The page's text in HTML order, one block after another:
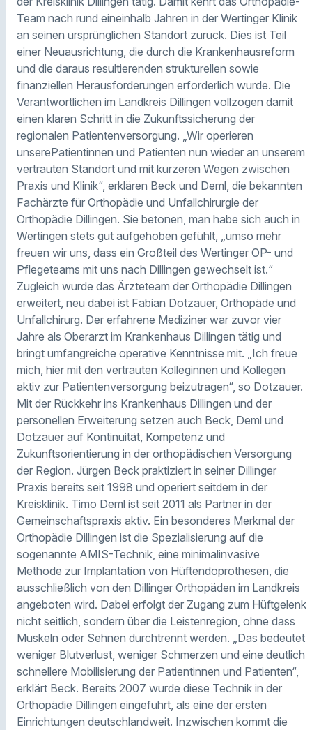
Team nach rund eineinhalb Jahren in der Wertinger Klinik
an seinen ursprünglichen Standort zurück. Dies ist Teil
einer Neuausrichtung, die durch die Krankenhausreform
und die daraus resultierenden strukturellen sowie
finanziellen Herausforderungen erforderlich wurde. Die
Verantwortlichen im Landkreis Dillingen vollzogen damit
einen klaren Schritt in die Zukunftssicherung der
regionalen Patientenversorgung. „Wir operieren
unserePatientinnen und Patienten nun wieder an unserem
vertrauten Standort und mit kürzeren Wegen zwischen
Praxis und Klinik“, erklären Beck und Deml, die bekannten
Fachärzte für Orthopädie und Unfallchirurgie der
Orthopädie Dillingen. Sie betonen, man habe sich auch in
Wertingen stets gut aufgehoben gefühlt, „umso mehr
freuen wir uns, dass ein Großteil des Wertinger OP- und
Pflegeteams mit uns nach Dillingen gewechselt ist.“
Zugleich wurde das Ärzteteam der Orthopädie Dillingen
erweitert, neu dabei ist Fabian Dotzauer, Orthopäde und
Unfallchirurg. Der erfahrene Mediziner war zuvor vier
Jahre als Oberarzt im Krankenhaus Dillingen tätig und
bringt umfangreiche operative Kenntnisse mit. „Ich freue
mich, hier mit den vertrauten Kolleginnen und Kollegen
aktiv zur Patientenversorgung beizutragen“, so Dotzauer.
Mit der Rückkehr ins Krankenhaus Dillingen und der
personellen Erweiterung setzen auch Beck, Deml und
Dotzauer auf Kontinuität, Kompetenz und
Zukunftsorientierung in der orthopädischen Versorgung
der Region. Jürgen Beck praktiziert in seiner Dillinger
Praxis bereits seit 1998 und operiert seitdem in der
Kreisklinik. Timo Deml ist seit 2011 als Partner in der
Gemeinschaftspraxis aktiv. Ein besonderes Merkmal der
Orthopädie Dillingen ist die Spezialisierung auf die
sogenannte AMIS-Technik, eine minimalinvasive
Methode zur Implantation von Hüftendoprothesen, die
ausschließlich von den Dillinger Orthopäden im Landkreis
angeboten wird. Dabei erfolgt der Zugang zum Hüftgelenk
nicht seitlich, sondern über die Leistenregion, ohne dass
Muskeln oder Sehnen durchtrennt werden. „Das bedeutet
weniger Blutverlust, weniger Schmerzen und eine deutlich
schnellere Mobilisierung der Patientinnen und Patienten“,
erklärt Beck. Bereits 2007 wurde diese Technik in der
Orthopädie Dillingen eingeführt, als eine der ersten
Einrichtungen deutschlandweit. Inzwischen kommt die